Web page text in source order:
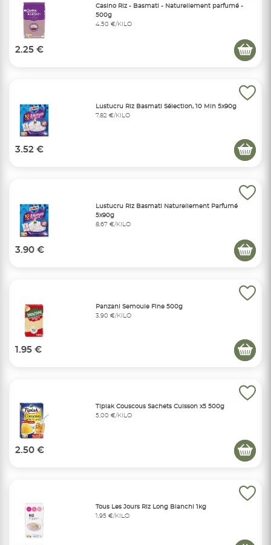
Casino Riz - Basmati - Naturellement parfumé -
500g
4,50 €/KILO
2.25 €
Lustucru Riz Basmati Sélection, 10 Min 5x90g
7,82 €/KILO
3.52 €
Lustucru Riz Basmati Naturellement Parfumé
5x90g
8,67 €/KILO
3.90 €
Panzani Semoule Fine 500g
3,90 €/KILO
1.95 €
Tipiak Couscous Sachets Cuisson x5 500g
5,00 €/KILO
2.50 €
Tous Les Jours Riz Long Blanchi 1kg
1,95 €/KILO